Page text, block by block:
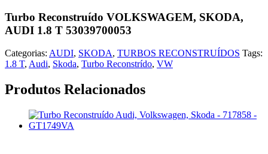
Turbo Reconstruído VOLKSWAGEM, SKODA,
AUDI 1.8 T 53039700053
Categorias: AUDI, SKODA, TURBOS RECONSTRUÍDOS Tags:
1.8 T, Audi, Skoda, Turbo Reconstrído, VW
Produtos Relacionados